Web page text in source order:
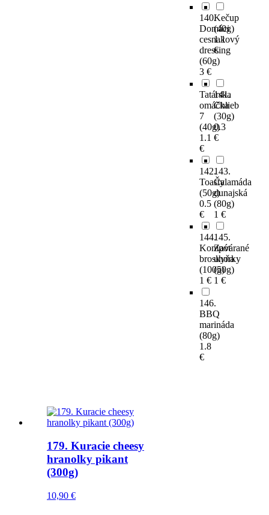
140.
Domáci
cesnakový
dressing
(60g)
3 €
Kečup
(40g)
1.1
€
Tatárska
omáčka
7
(40g)
1.1
€
141.
Chlieb
(30g)
0.3
€
142.
Toasty
(50g)
0.5
€
143.
Čalamáda
dunajská
(80g)
1 €
144.
Kompót
broskyňa
(100g)
1 €
145.
Zavárané
uhorky
(50g)
1 €
146.
BBQ
marináda
(80g)
1.8
€
179. Kuracie cheesy
hranolky pikant
(300g)
10,90 €